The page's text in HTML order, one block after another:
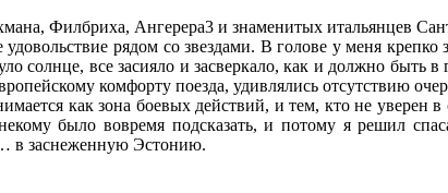
Филбриха, Ангерера3 и знаменитых итальянцев
рядом со звездами. В голове у меня
солнце, все засияло и засверкало, как и должно
комфорту поезда, удивлялись отсутствию
как зона боевых действий, и тем, кто не уверен
было вовремя подсказать, и потому я решил
в заснеженную Эстонию.